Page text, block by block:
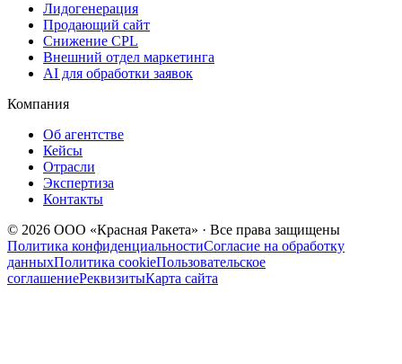
Лидогенерация
Продающий сайт
Снижение CPL
Внешний отдел маркетинга
AI для обработки заявок
Компания
Об агентстве
Кейсы
Отрасли
Экспертиза
Контакты
© 2026 ООО «Красная Ракета» · Все права защищены
Политика конфиденциальностиСогласие на обработку
данныхПолитика cookieПользовательское
соглашениеРеквизитыКарта сайта